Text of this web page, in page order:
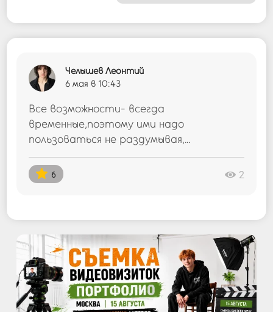
Челышев Леонтий
6 мая в 10:43
Все возможности- всегда
временные,поэтому ими надо
пользоваться не раздумывая,...
6 2